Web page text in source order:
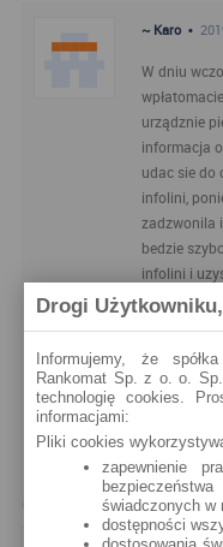
~ Karo •
W dniu
urządznie
informacja
udac sie do
infolini,
zadzwonila
bedzie
infolini i
decyzje
jak
panstwa
gory
POLECANE ARTYKUŁY
Drogi Użytkowniku,
Informujemy, że
Rankomat Sp. z o. o.
technologię cookies.
informacjami:
Pliki cookies
zapewnienie
świadczonych w
dostępności